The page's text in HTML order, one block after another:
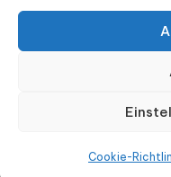
Cookie-
Cookie-Richtlinie